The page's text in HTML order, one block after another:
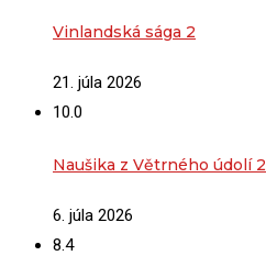
Vinlandská sága 2
21. júla 2026
10.0
Naušika z Větrného údolí 2
6. júla 2026
8.4